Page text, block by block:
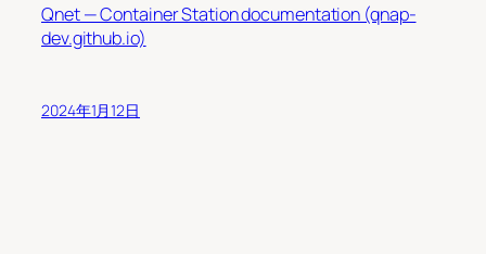
Qnet — Container Station documentation (qnap-
dev.github.io)
2024年1月12日